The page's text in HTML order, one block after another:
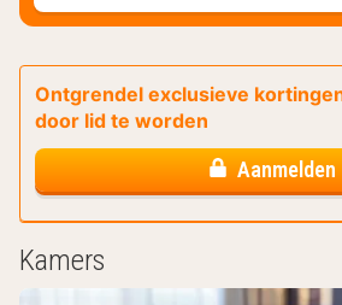
Ontgrendel exclusieve
door lid te worden
Aanmelden
Kamers